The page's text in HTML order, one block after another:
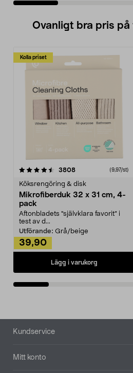
Ovanligt bra pris på
Kolla priset
3808recensioner (9,97/st)
Köksrengöring & disk
Mikrofiberduk 32 x 31 cm, 4-
pack
Aftonbladets "självklara favorit” i
test av d...
Utförande: Grå/beige
39,90
Lägg i varukorg
4.0av 5 stjärnor
Sidfot
Kundservice
Mitt konto